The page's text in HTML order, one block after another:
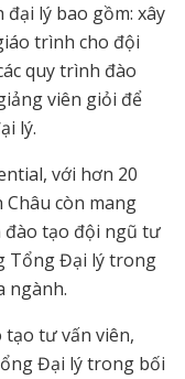
lý bao gồm: xây
trình cho đội
quy trình đào
viên giỏi để
lý.
với hơn 20
còn mang
đào tạo đội ngũ tư
Tổng Đại lý trong
ngành.
tạo tư vấn viên,
Đại lý trong bối